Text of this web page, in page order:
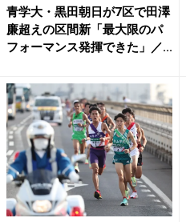
青学大・黒田朝日が7区で田澤
廉超えの区間新「最大限のパ
フォーマンス発揮できた」／...